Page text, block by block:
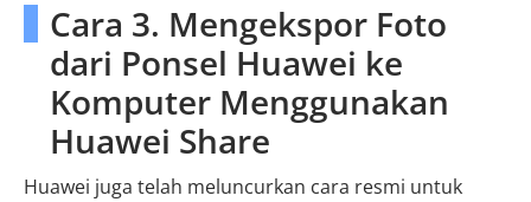
Cara 3. Mengekspor Foto
dari Ponsel Huawei ke
Komputer Menggunakan
Huawei Share
Huawei juga telah meluncurkan cara resmi untuk